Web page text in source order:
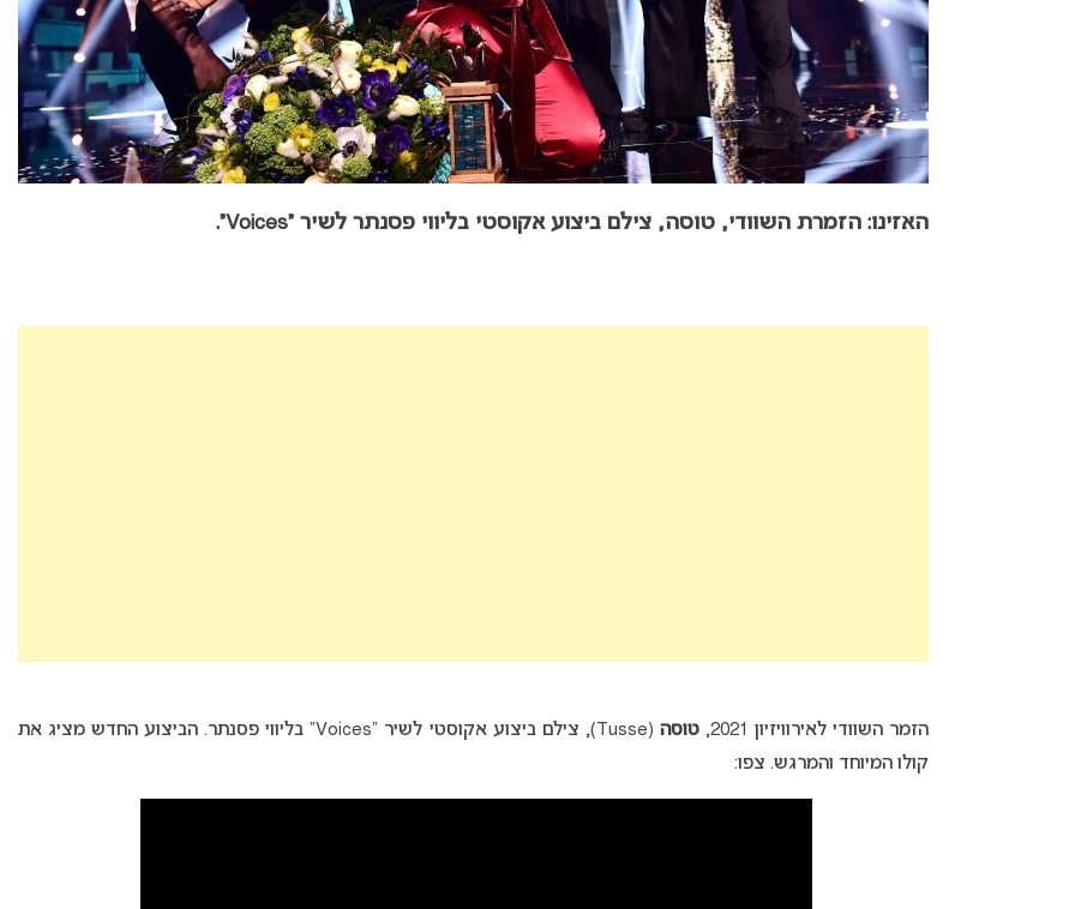
האזינו: הזמרת השוודי, טוסה, צילם ביצוע אקוסטי בליווי פסנתר לשיר “Voices” .
הזמר השוודי לאירוויזיון 2021, טוסה
(Tusse), צילם ביצוע אקוסטי לשיר “Voices” בליווי פסנתר. הביצוע החדש מציג את
קולו המיוחד והמרגש. צפו: